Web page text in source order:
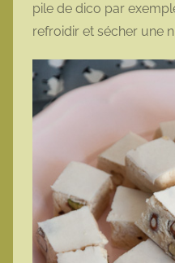
pile de dico par
refroidir et sécher une